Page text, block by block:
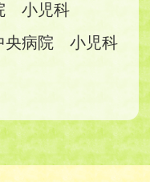
小児科
央病院 小児科